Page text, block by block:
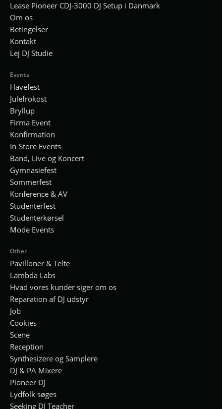
Lease Pioneer CDJ-3000 DJ Setup i Danmark
Om os
Betingelser
Kontakt
Lej DJ Studie
Events
Havefest
Julefrokost
Bryllup
Firma Event
Konfirmation
In-Store Events
Band, Live og Koncert
Gymnasiefest
Sommerfest
Konference & AV
Studenterfest
Studenterkørsel
Mode Events
Other
Pavilloner & Telte
Lambda Labs
Hvad vores kunder siger om os
Reparation af DJ udstyr
Job
Cookies
Scene
Reception
Synthesizere og Samplere
DJ & PA Mixere
Pioneer DJ
Lydfolk søges
Seeking DJ Teacher